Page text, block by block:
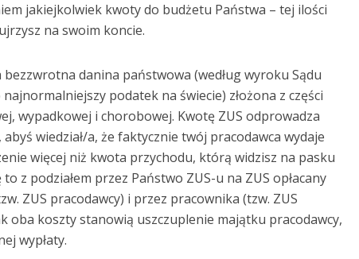
jakiejkolwiek kwoty do budżetu Państwa – tej ilości
na swoim koncie.
danina państwowa (według wyroku Sądu
podatek na świecie) złożona z części
wypadkowej i chorobowej. Kwotę ZUS odprowadza
abyś wiedział/a, że faktycznie twój pracodawca wydaje
więcej niż kwota przychodu, którą widzisz na pasku
to z podziałem przez Państwo ZUS-u na ZUS opłacany
ZUS pracodawcy) i przez pracownika (tzw. ZUS
oba koszty stanowią uszczuplenie majątku pracodawcy,
wypłaty.